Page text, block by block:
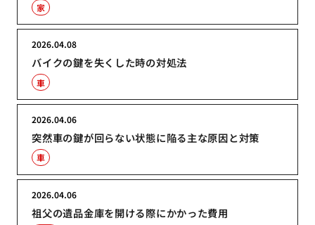
家
バイクの鍵を失くした時の対処法
2026.04.08
車
突然車の鍵が回らない状態に陥る主な原因と対策
2026.04.06
車
祖父の遺品金庫を開ける際にかかった費用
2026.04.06